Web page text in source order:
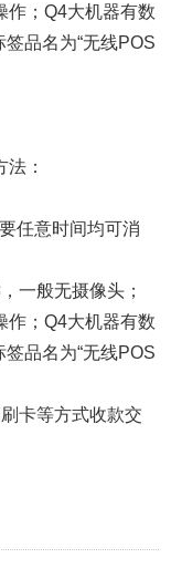
作；Q4大机器有数
品名为“无线POS
：
任意时间均可消
一般无摄像头；
作；Q4大机器有数
品名为“无线POS
卡等方式收款交